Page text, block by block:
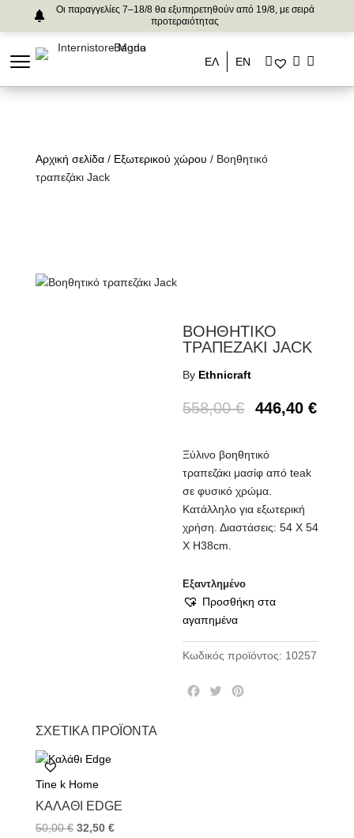
Οι παραγγελίες 7–18/8 θα εξυπηρετηθούν από 19/8, με σειρά
προτεραιότητας
ΕΛ ΕΝ
Αρχική σελίδα/ Εξωτερικού χώρου / Βοηθητικό
τραπεζάκι Jack
ΒΟΗΘΗΤΙΚΟ
ΤΡΑΠΕΖΑΚΙ JACK
By Ethnicraft
558,00€ 446,40€
Ξύλινο βοηθητικό
τραπεζάκι μασίφ από teak
σε φυσικό χρώμα.
Κατάλληλο για εξωτερική
χρήση. Διαστάσεις: 54 Χ 54
Χ Η38cm.
Εξαντλημένο
Προσθήκη στα
αγαπημένα
Κωδικός προϊόντος: 10257
T
ΣΧΕΤΙΚΆ ΠΡΟΪΌΝΤΑ
Tine k Home
ΚΑΛΆΘΙ EDGE
50,00€ 32,50 €